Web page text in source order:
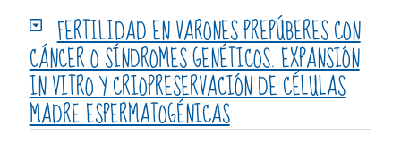
FERTILIDAD EN VARONES PREPÚBERES CON
CÁNCER O SÍNDROMES GENÉTICOS. EXPANSIÓN
IN VITRO Y CRIOPRESERVACIÓN DE CÉLULAS
MADRE ESPERMATOGÉNICAS